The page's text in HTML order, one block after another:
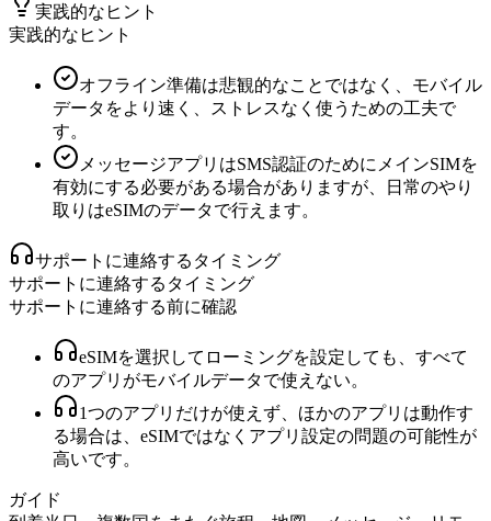
実践的なヒント
実践的なヒント
オフライン準備は悲観的なことではなく、モバイル
データをより速く、ストレスなく使うための工夫で
す。
メッセージアプリはSMS認証のためにメインSIMを
有効にする必要がある場合がありますが、日常のやり
取りはeSIMのデータで行えます。
サポートに連絡するタイミング
サポートに連絡するタイミング
サポートに連絡する前に確認
eSIMを選択してローミングを設定しても、すべて
のアプリがモバイルデータで使えない。
1つのアプリだけが使えず、ほかのアプリは動作す
る場合は、eSIMではなくアプリ設定の問題の可能性が
高いです。
ガイド